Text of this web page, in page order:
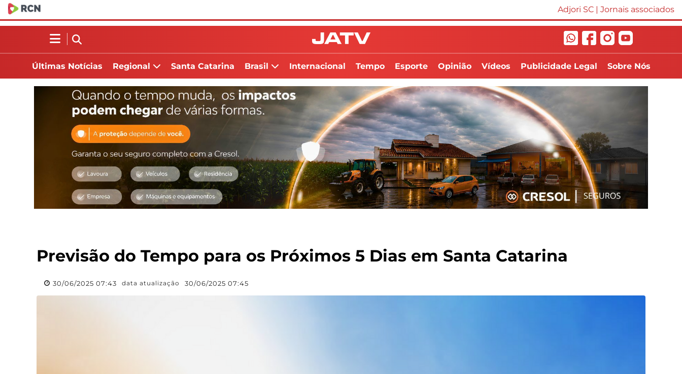
Adjori SC | Jornais associados
Últimas Notícias Regional Santa Catarina Brasil Internacional Tempo Esporte Opinião Vídeos Publicidade Legal Sobre Nós
Previsão do Tempo para os Próximos 5 Dias em Santa Catarina
30/06/2025 07:43 data atualização 30/06/2025 07:45